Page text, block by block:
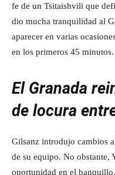
fe de un Tsitaishvili que
dio mucha tranquilidad al
aparecer en varias
en los primeros 45 minutos.
El Granada
de locura
Gilsanz introdujo cambios
de su equipo. No obstante,
oportunidad en el